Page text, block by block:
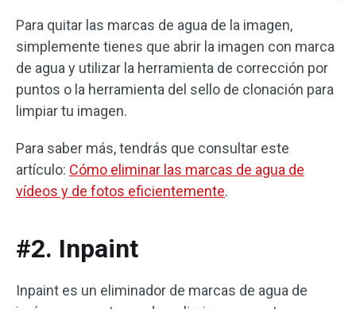
Para quitar las marcas de agua de la imagen,
simplemente tienes que abrir la imagen con marca
de agua y utilizar la herramienta de corrección por
puntos o la herramienta del sello de clonación para
limpiar tu imagen.
Para saber más, tendrás que consultar este
artículo: Cómo eliminar las marcas de agua de
vídeos y de fotos eficientemente.
#2. Inpaint
Inpaint es un eliminador de marcas de agua de